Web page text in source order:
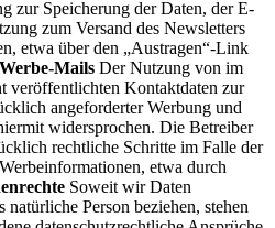
zur Speicherung der Daten, der E-
zum Versand des Newsletters
etwa über den „Austragen“-Link
Mails Der Nutzung von im
veröffentlichten Kontaktdaten zur
angeforderter Werbung und
widersprochen. Die Betreiber
rechtliche Schritte im Falle der
etwa durch
Soweit wir Daten
Person beziehen, stehen